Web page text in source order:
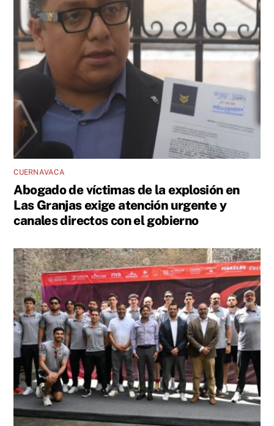
CUERNAVACA
Abogado de víctimas de la explosión en
Las Granjas exige atención urgente y
canales directos con el gobierno